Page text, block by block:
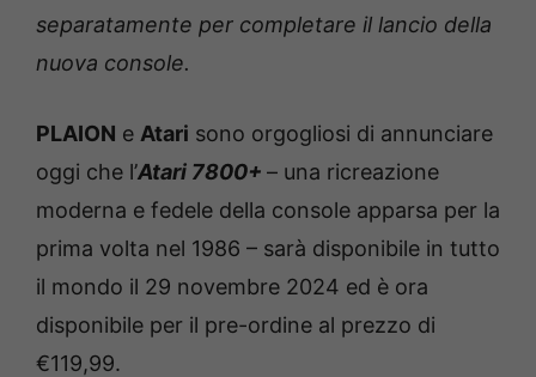
separatamente per completare il lancio della
nuova console.
PLAION e Atari sono orgogliosi di annunciare
oggi che l’Atari 7800+ – una ricreazione
moderna e fedele della console apparsa per la
prima volta nel 1986 – sarà disponibile in tutto
il mondo il 29 novembre 2024 ed è ora
disponibile per il pre-ordine al prezzo di
€119,99.